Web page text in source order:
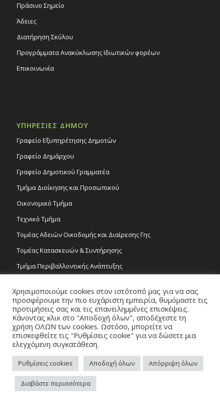
Πράσινο Σημείο
Άδειες
Διατήρηση Σκύλου
Προγράμματα Ανακύκλωσης Ιδιωτικών φορέων
Επικοινωνία
ΥΠΗΡΕΣΙΕΣ ΔΗΜΟΥ
Γραφείο Εξυπηρέτησης Δημοτών
Γραφείο Δημάρχου
Γραφείο Δημοτικού Γραμματέα
Τμήμα Διοίκησης και Προσωπικού
Οικονομικό Τμήμα
Τεχνικό Τμήμα
Τομέας Αδειών Οικοδομής και Διαίρεσης Γης
Τομέας Κατασκευών & Συντήρησης
Τμήμα Περιβαλλοντικής Ανάπτυξης
Τομέας Γραμμάτων και Τεχνών
Τροχονομία
Copyright 2026 © Δήμος Στροβόλου, All Rights Reserved. / Powered by
NETinfo Plc
Χρησιμοποιούμε cookies στον ιστότοπό μας για να σας
προσφέρουμε την πιο ευχάριστη εμπειρία, θυμόμαστε τις
προτιμήσεις σας και τις επανειλημμένες επισκέψεις.
Κάνοντας κλικ στο "Αποδοχή όλων", αποδέχεστε τη
χρήση ΟΛΩΝ των cookies. Ωστόσο, μπορείτε να
επισκεφθείτε τις "Ρυθμίσεις cookie" για να δώσετε μια
ελεγχόμενη συγκατάθεση.
Ρυθμίσεις cookies Αποδοχή όλων Απόρριψη όλων
Διαβάστε περισσότερα